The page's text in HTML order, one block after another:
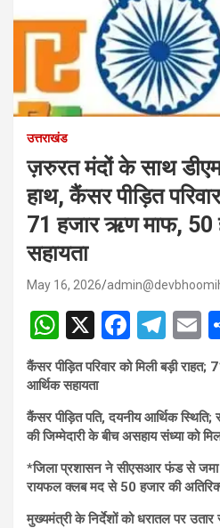
उत्तराखंड
ज़रुरत मंदों के साथ
हाथ, कैंसर पीड़ित
71 हजार ऋण माफ, 50
सहायता
May 16, 2026
W
h
at
s
A
p
p
X
F
a
ce
b
o
o
k
T
el
e
gr
a
m
E
कैंसर पीड़ित परिवार को मिली बड़ी
आर्थिक सहायता
कैंसर पीड़ित पति, दयनीय आर्थिक स्थिति;
की जिम्मेदारी के बीच असहाय संध्या को
*जिला प्रशासन ने सीएसआर फंड से
रायफल क्लब मद से 50 हजार की
मुख्यमंत्री के निर्देशों को धरातल पर